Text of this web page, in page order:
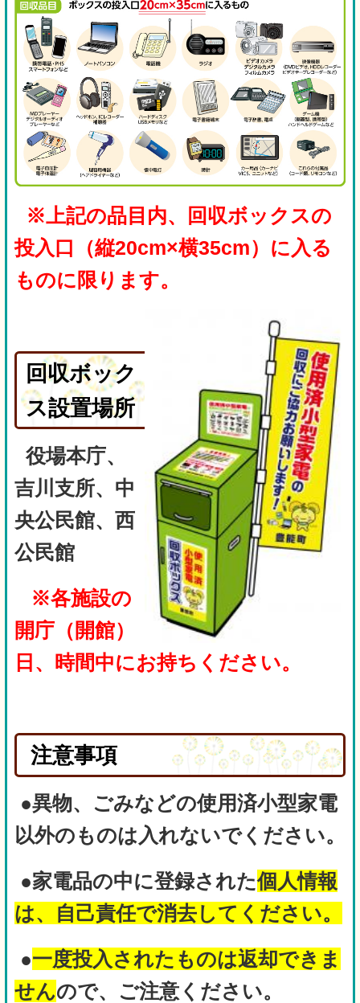
※上記の品目内、回収ボックスの
投入口（縦20cm×横35cm）に入る
ものに限ります。
回収ボック
ス設置場所
役場本庁、
吉川支所、中
央公民館、西
公民館
※各施設の
開庁（開館）
日、時間中にお持ちください。
注意事項
●異物、ごみなどの使用済小型家電
以外のものは入れないでください。
●家電品の中に登録された個人情報
は、自己責任で消去してください。
●一度投入されたものは返却できま
せんので、ご注意ください。